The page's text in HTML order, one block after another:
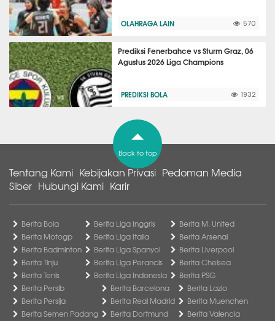
OLAHRAGA LAIN 570
Prediksi Fenerbahce vs Sturm Graz, 06
Agustus 2026 Liga Champions
PREDIKSI BOLA 1932
Back to top
Tentang Kami Kebijakan Privasi Pedoman Media
Siber Hubungi Kami Karir
Berita Bola
Berita Motogp
Berita Badminton
Berita Tinju
Berita Tenis
Berita Liga Inggris
Berita Liga Italia
Berita Liga Spanyol
Berita Liga Perancis
Berita Liga Indonesia
Berita M. United
Berita Arsenal
Berita Liverpool
Berita Chelsea
Berita PSG
Berita Persib
Berita Persija
Berita Semen Padang
Berita Barcelona
Berita Real Madrid
Berita Dortmund
Berita Lazio
Berita Muenchen
Berita Valencia